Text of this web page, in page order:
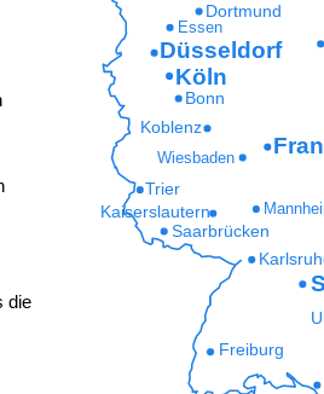
die
Freiburg
Saarbrücken
Kaiserslautern
Trier
Wiesbaden
Koblenz
Bonn
Essen
Dortmund
Köln
Düsseldorf